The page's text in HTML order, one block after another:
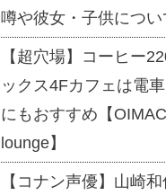
噂や彼女・子供につい
【超穴場】コーヒー
ックス4Fカフェは電
にもおすすめ【
lounge】
【コナン声優】山崎